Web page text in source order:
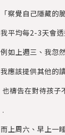
「察覺自己隱藏的
我平均每2-3天會
例如上週三、我忽
我應該提供其他的
也禱告在對待孩子
.
而上周六、早上一